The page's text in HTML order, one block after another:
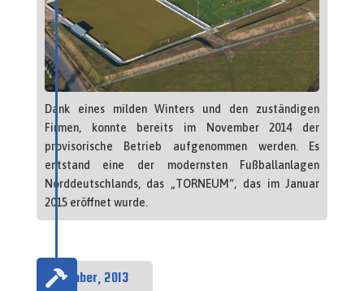
Dank eines milden Winters und den zuständigen
Firmen, konnte bereits im November 2014 der
provisorische Betrieb aufgenommen werden. Es
entstand eine der modernsten Fußballanlagen
Norddeutschlands, das „TORNEUM“, das im Januar
2015 eröffnet wurde.
November, 2013
